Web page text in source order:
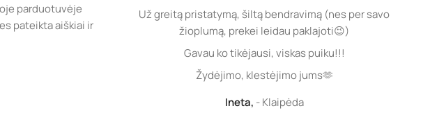
parduotuvėje
pateikta aiškiai ir
Už greitą pristatymą, šiltą bendravimą (nes per savo
žioplumą, prekei leidau paklajoti😉)
Gavau ko tikėjausi, viskas puiku!!!
Žydėjimo, klestėjimo jums🫶
Ineta,
Klaipėda